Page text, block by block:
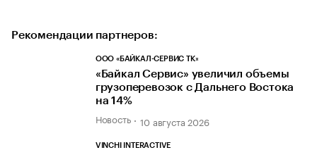
Рекомендации партнеров:
ООО «БАЙКАЛ-СЕРВИС ТК»
«Байкал Сервис» увеличил объемы
грузоперевозок с Дальнего Востока
на 14%
Новость 10 августа 2026
VINCHI INTERACTIVE